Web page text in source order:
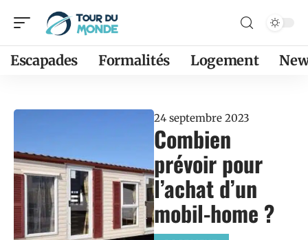
Escapades Formalités Logement
24 septembre 2023
Combien
prévoir pour
l’achat d’un
mobil-home ?